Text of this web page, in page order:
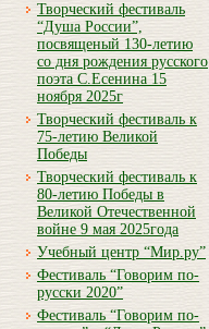
Творческий фестиваль
“Душа России”,
посвященый 130-летию
со дня рождения русского
поэта С.Есенина 15
ноября 2025г
Творческий фестиваль к
75-летию Великой
Победы
Творческий фестиваль к
80-летию Победы в
Великой Отечественной
войне 9 мая 2025года
Учебный центр “Мир.ру”
Фестиваль “Говорим по-
русски 2020”
Фестиваль “Говорим по-